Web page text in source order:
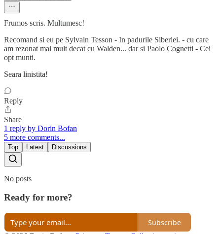
Frumos scris. Multumesc!
Recomand si eu pe Sylvain Tesson - In padurile Siberiei. - cu care
am rezonat mai mult decat cu Walden... dar si Paolo Cognetti - Cei
opt munti.
Seara linistita!
Reply
Share
1 reply by Dorin Bofan
5 more comments...
Top Latest Discussions
No posts
Ready for more?
Subscribe